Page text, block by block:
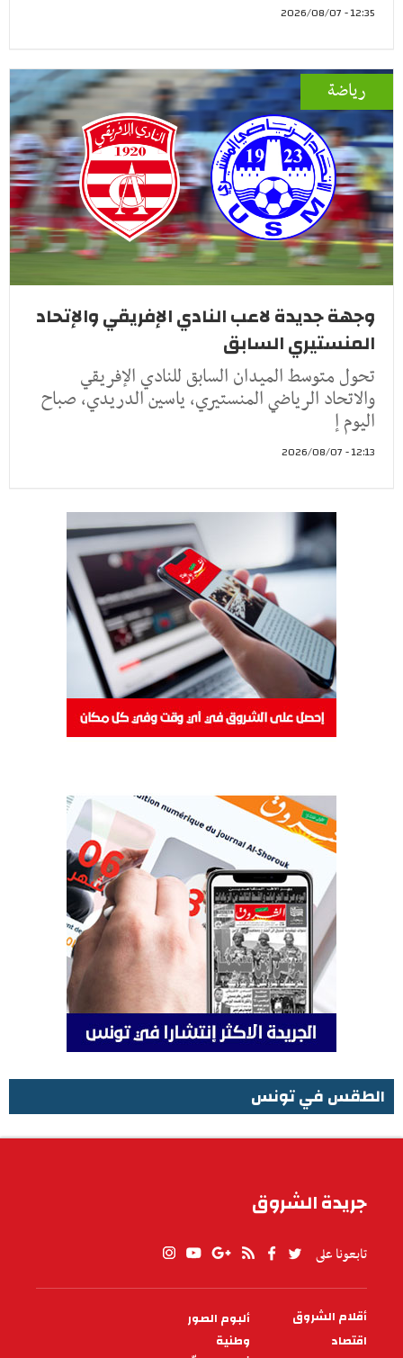
12:35 - 2026/08/07
رياضة
وجهة جديدة لاعب النادي الإفريقي والإتحاد
المنستيري السابق
تحول متوسط الميدان السابق للنادي الإفريقي
والاتحاد الرياضي المنستيري، ياسين الدريدي، صباح
اليوم إ
12:13 - 2026/08/07
الطقس في تونس
جريدة الشروق
تابعونا على
PIED
DE
أقلام الشروق
ألبوم الصور
اقتصاد
وطنية